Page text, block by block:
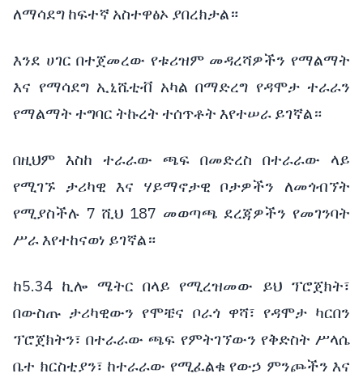
ለማሳደግ ከፍተኛ አስተዋፅኦ ያበረክታል።
እንደ ሀገር በተጀመረው የቱሪዝም መዳረሻዎችን የማልማት
እና የማሳደግ ኢኒሼቲቭ አካል በማድረግ የዳሞታ ተራራን
የማልማት ተግባር ትኩረት ተሰጥቶት እየተሠራ ይገኛል።
በዚህም እስከ ተራራው ጫፍ በመድረስ በተራራው ላይ
የሚገኙ ታሪካዊ እና ሃይማኖታዊ ቦታዎችን ለመጎብኘት
የሚያስችሉ 7 ሺህ 187 መወጣጫ ደረጃዎችን የመገንባት
ሥራ እየተከናወነ ይገኛል።
ከ5.34 ኪሎ ሜትር በላይ የሚረዝመው ይህ ፕሮጀክት፣
በውስጡ ታሪካዊውን የሞቼና ቦራጎ ዋሻ፣ የዳሞታ ካርበን
ፕሮጀክትን፣ በተራራው ጫፍ የምትገኘውን የቅድስት ሥላሴ
ቤተ ክርስቲያን፣ ከተራራው የሚፈልቁ የውኃ ምንጮችን እና